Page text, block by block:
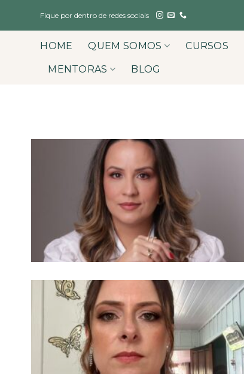
Fique por dentro de redes sociais
HOME QUEM SOMOS CURSOS
MENTORAS BLOG